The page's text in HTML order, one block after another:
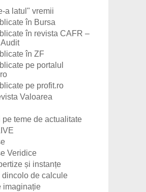
a latul" vremii
în Bursa
în revista CAFR –
în ZF
pe portalul
pe profit.ro
Valoarea
teme de actualitate
Veridice
și instanțe
dincolo de calcule
imaginație